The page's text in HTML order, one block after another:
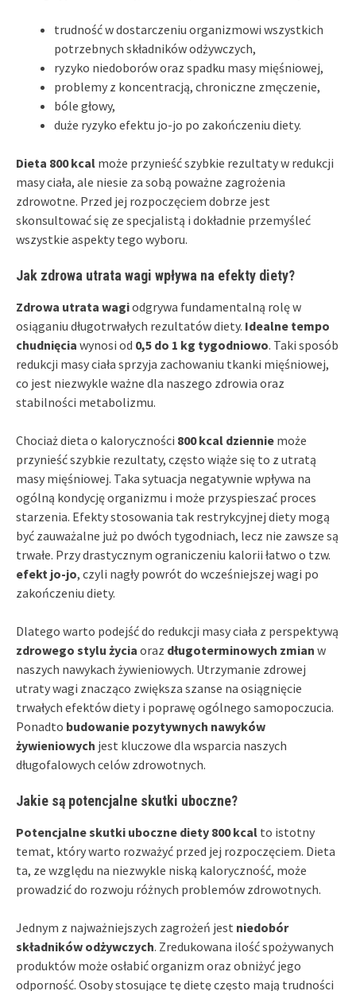
trudność w dostarczeniu organizmowi wszystkich
potrzebnych składników odżywczych,
ryzyko niedoborów oraz spadku masy mięśniowej,
problemy z koncentracją, chroniczne zmęczenie,
bóle głowy,
duże ryzyko efektu jo-jo po zakończeniu diety.
Dieta 800 kcal może przynieść szybkie rezultaty w redukcji
masy ciała, ale niesie za sobą poważne zagrożenia
zdrowotne. Przed jej rozpoczęciem dobrze jest
skonsultować się ze specjalistą i dokładnie przemyśleć
wszystkie aspekty tego wyboru.
Jak zdrowa utrata wagi wpływa na efekty diety?
Zdrowa utrata wagiodgrywa fundamentalną rolę w
osiąganiu długotrwałych rezultatów diety. Idealne tempo
chudnięcia wynosi od 0,5 do 1 kg tygodniowo. Taki sposób
redukcji masy ciała sprzyja zachowaniu tkanki mięśniowej,
co jest niezwykle ważne dla naszego zdrowia oraz
stabilności metabolizmu.
Chociaż dieta o kaloryczności 800 kcal dziennie może
przynieść szybkie rezultaty, często wiąże się to z utratą
masy mięśniowej. Taka sytuacja negatywnie wpływa na
ogólną kondycję organizmu i może przyspieszać proces
starzenia. Efekty stosowania tak restrykcyjnej diety mogą
być zauważalne już po dwóch tygodniach, lecz nie zawsze są
trwałe. Przy drastycznym ograniczeniu kalorii łatwo o tzw.
efekt jo-jo, czyli nagły powrót do wcześniejszej wagi po
zakończeniu diety.
Dlatego warto podejść do redukcji masy ciała z perspektywą
zdrowego stylu życia oraz długoterminowych zmian w
naszych nawykach żywieniowych. Utrzymanie zdrowej
utraty wagi znacząco zwiększa szanse na osiągnięcie
trwałych efektów diety i poprawę ogólnego samopoczucia.
Ponadto budowanie pozytywnych nawyków
żywieniowych jest kluczowe dla wsparcia naszych
długofalowych celów zdrowotnych.
Jakie są potencjalne skutki uboczne?
Potencjalne skutki uboczne diety 800 kcal to istotny
temat, który warto rozważyć przed jej rozpoczęciem. Dieta
ta, ze względu na niezwykle niską kaloryczność, może
prowadzić do rozwoju różnych problemów zdrowotnych.
Jednym z najważniejszych zagrożeń jest niedobór
składników odżywczych. Zredukowana ilość spożywanych
produktów może osłabić organizm oraz obniżyć jego
odporność. Osoby stosujące tę dietę często mają trudności